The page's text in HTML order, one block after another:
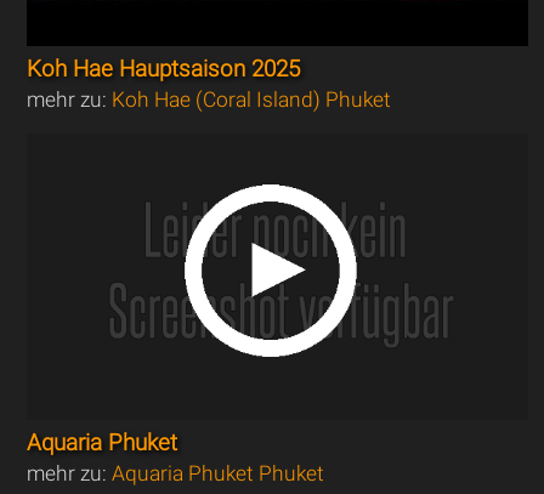
Koh Hae Hauptsaison 2025
mehr zu: Koh Hae (Coral Island) Phuket
Aquaria Phuket
mehr zu:Aquaria Phuket Phuket